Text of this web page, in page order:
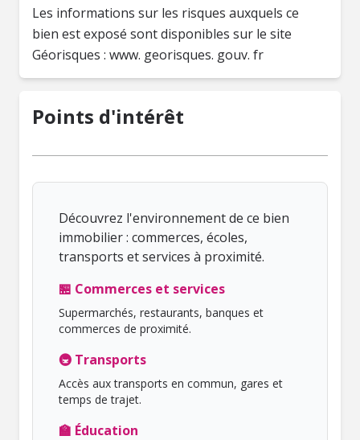
Les informations sur les risques auxquels ce
bien est exposé sont disponibles sur le site
Géorisques : www. georisques. gouv. fr
Points d'intérêt
Découvrez l'environnement de ce bien
immobilier : commerces, écoles,
transports et services à proximité.
🏪 Commerces et services
Supermarchés, restaurants, banques et
commerces de proximité.
🚇 Transports
Accès aux transports en commun, gares et
temps de trajet.
🏫 Éducation